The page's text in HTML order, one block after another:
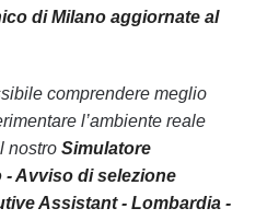
di Milano aggiornate al
comprendere meglio
l’ambiente reale
nostro Simulatore
Avviso di selezione
Assistant - Lombardia -